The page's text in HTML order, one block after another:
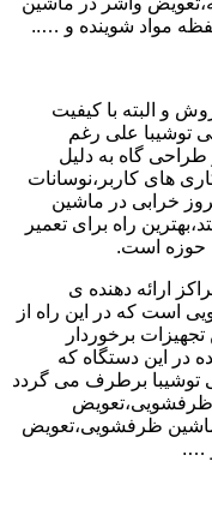
مواد شوینده و …..
و البته با کیفیت
توشیبا علی رغم
طراحی گاه به دلیل
های کاربر،نوسانات
خرابی در ماشین
راه برای تعمیر
حوزه است.
ارائه دهنده ی
است که در این راه از
برخوردار
در این دستگاه که
توشیبا برطرف می گردد
ظرفشویی،تعویض
….